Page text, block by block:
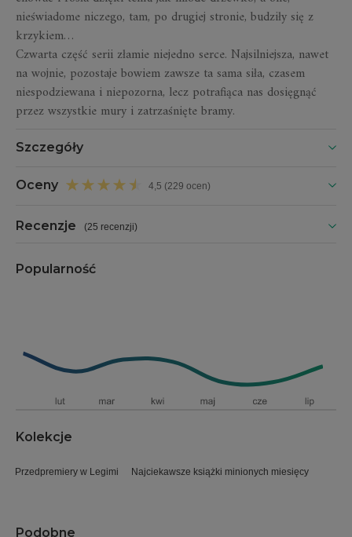
nieświadome niczego, tam, po drugiej stronie, budziły się z
krzykiem…
Czwarta część serii złamie niejedno serce. Najsilniejsza, nawet
na wojnie, pozostaje bowiem zawsze ta sama siła, czasem
niespodziewana i niepozorna, lecz potrafiąca nas dosięgnąć
przez wszystkie mury i zatrzaśnięte bramy.
Szczegóły
Oceny 4,5 (229 ocen)
Recenzje (25 recenzji)
Popularność
Kolekcje
Przedpremiery w Legimi Najciekawsze książki minionych miesięcy
Podobne